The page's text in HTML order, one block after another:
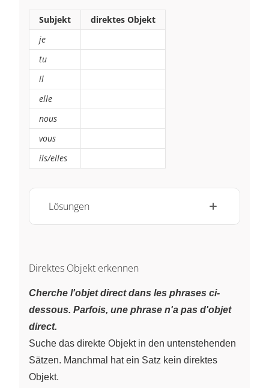
Subjekt
direktes Objekt
je
tu
il
elle
nous
vous
ils/elles
Lösungen
Direktes Objekt erkennen
Cherche l'objet direct dans les phrases ci-
dessous. Parfois, une phrase n'a pas d'objet
direct.
Suche das direkte Objekt in den untenstehenden
Sätzen. Manchmal hat ein Satz kein direktes
Objekt.